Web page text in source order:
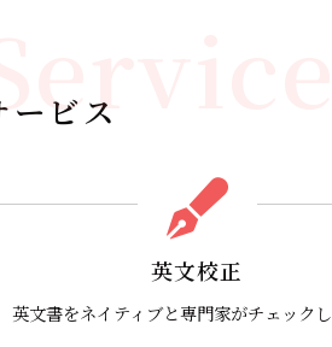
ービス
英文校正
英文書をネイティブと専門家がチェックし